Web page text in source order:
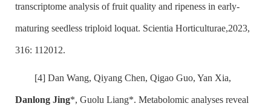
transcriptome analysis of fruit quality and ripeness in early-
maturing seedless triploid loquat. Scientia Horticulturae,2023,
316: 112012.
[4] Dan Wang, Qiyang Chen, Qigao Guo, Yan Xia,
Danlong Jing*, Guolu Liang*. Metabolomic analyses reveal